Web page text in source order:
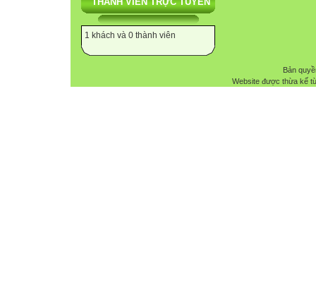
1 khách và 0 thành viên
Bản
Website được thừa kế